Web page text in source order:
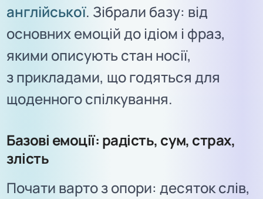
англійської. Зібрали базу: від
основних емоцій до ідіом і фраз,
якими описують стан носії,
з прикладами, що годяться для
щоденного спілкування.
Базові емоції: радість, сум, страх,
злість
Почати варто з опори: десяток слів,